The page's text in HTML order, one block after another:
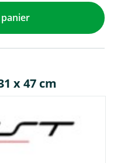
x 47 cm